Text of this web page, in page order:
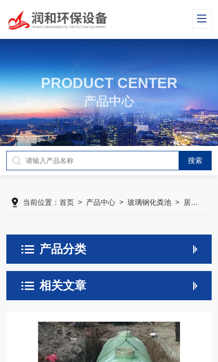
PRODUCT CENTER
产品中心
当前位置：首页 > 产品中心 >玻璃钢化粪池 > 居住小区化粪池
产品分类
相关文章